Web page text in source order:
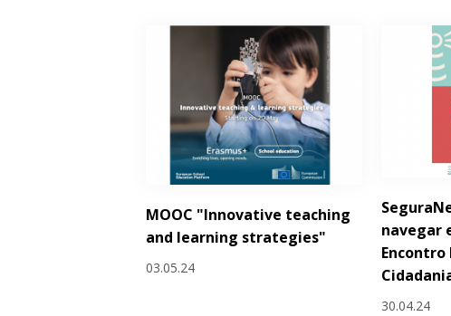
MOOC "Innovative teaching
and learning strategies"
03.05.24
navegar
Encontro
30.04.24
Páginas